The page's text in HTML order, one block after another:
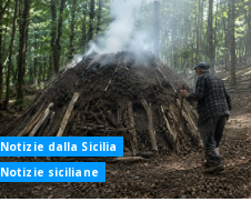
Notizie dalla Sicilia
Notizie siciliane